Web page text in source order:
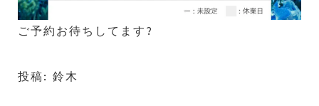
ご予約お待ちしてます?
投稿: 鈴木